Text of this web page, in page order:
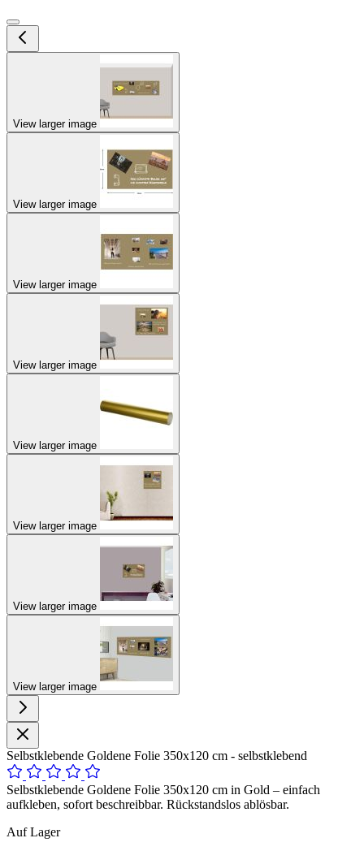
View larger image
View larger image
View larger image
View larger image
View larger image
View larger image
View larger image
View larger image
Selbstklebende Goldene Folie 350x120 cm - selbstklebend
Selbstklebende Goldene Folie 350x120 cm in Gold – einfach
aufkleben, sofort beschreibbar. Rückstandslos ablösbar.
Auf Lager